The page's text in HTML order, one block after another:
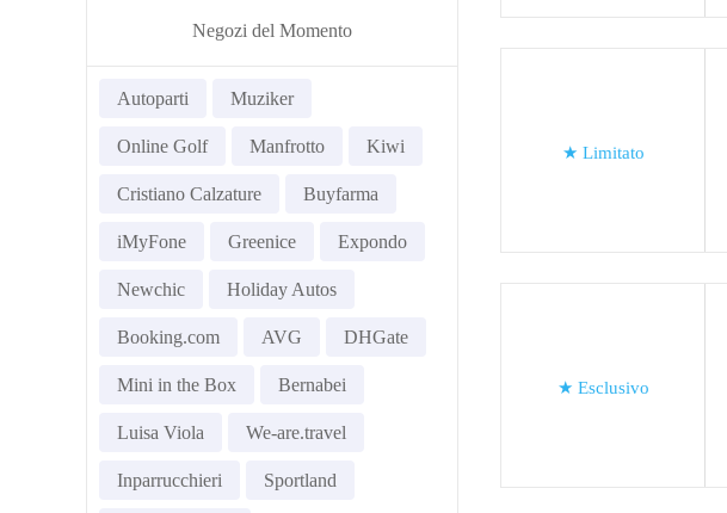
Negozi del Momento
Autoparti Muziker
Online Golf Manfrotto Kiwi
Cristiano Calzature Buyfarma
iMyFone Greenice Expondo
Newchic Holiday Autos
Booking.com AVG DHGate
Mini in the Box Bernabei
Luisa Viola We-are.travel
Inparrucchieri Sportland
★ Limitato
★ Esclusivo